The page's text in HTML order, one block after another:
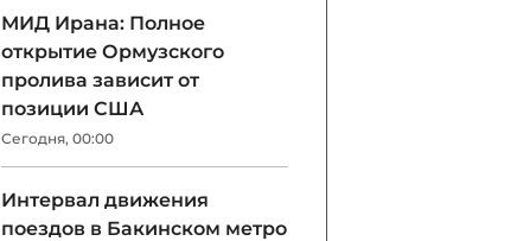
МИД Ирана: Полное
открытие Ормузского
пролива зависит от
позиции США
Сегодня, 00:00
Интервал движения
поездов в Бакинском метро